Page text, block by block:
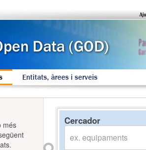
Entitats, àrees i serveis
Cercador
més